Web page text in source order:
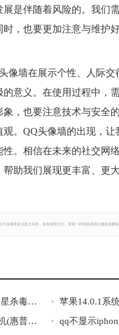
展是伴随着风险的。我们
，也要更加注意与维护
像墙在展示个性、人际交
意义。在使用过程中，
，也要注意技术与安全
观。QQ头像墙的出现，让
性。相信在未来的社交网
帮助我们展现更丰富、更
为传播更多信息之目的，如有侵权行为，请第一时间联系我们修改或删除
瑞星杀毒怎么样(瑞星杀毒软件的评价及使用体验分享)
惠普打印复印一体机(惠普多功能一体机：打印、复印、扫描三合一)